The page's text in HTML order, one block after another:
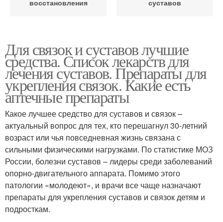
восстановления
суставов
Для связок и суставов лучшие
средства. Список лекарств для
лечения суставов. Препараты для
укрепления связок. Какие есть
аптечные препараты
Какое лучшее средство для суставов и связок –
актуальный вопрос для тех, кто перешагнул 30-летний
возраст или чья повседневная жизнь связана с
сильными физическими нагрузками. По статистике МОЗ
России, болезни суставов – лидеры среди заболеваний
опорно-двигательного аппарата. Помимо этого
патологии «молодеют», и врачи все чаще назначают
препараты для укрепления суставов и связок детям и
подросткам.